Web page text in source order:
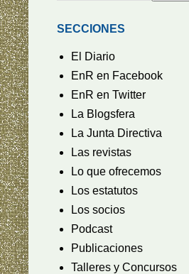
SECCIONES
El Diario
EnR en Facebook
EnR en Twitter
La Blogsfera
La Junta Directiva
Las revistas
Lo que ofrecemos
Los estatutos
Los socios
Podcast
Publicaciones
Talleres y Concursos